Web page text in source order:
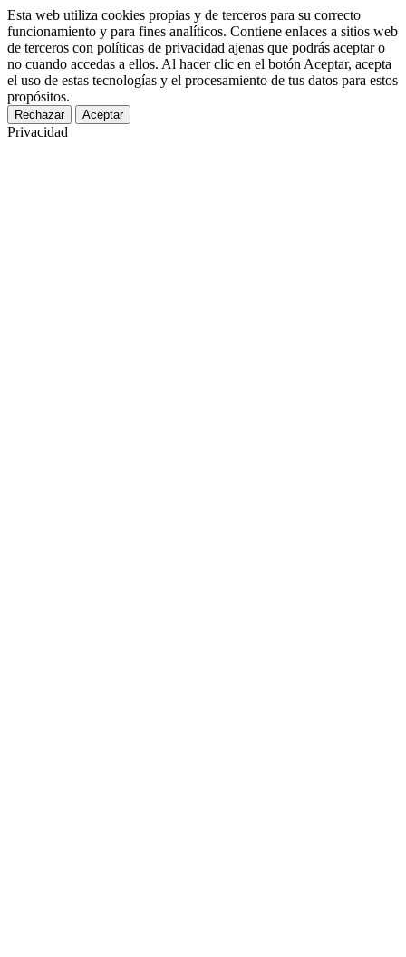
Esta web utiliza cookies propias y de terceros para su correcto
funcionamiento y para fines analíticos. Contiene enlaces a sitios web
de terceros con políticas de privacidad ajenas que podrás aceptar o
no cuando accedas a ellos. Al hacer clic en el botón Aceptar, acepta
el uso de estas tecnologías y el procesamiento de tus datos para estos
propósitos.
Rechazar Aceptar
Privacidad